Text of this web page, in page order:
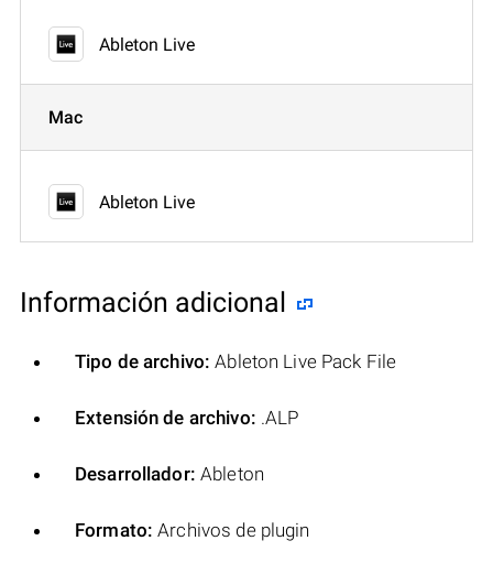
Ableton Live
Mac
Ableton Live
Información adicional
Tipo de archivo: Ableton Live Pack File
Extensión de archivo: .ALP
Desarrollador: Ableton
Formato: Archivos de plugin